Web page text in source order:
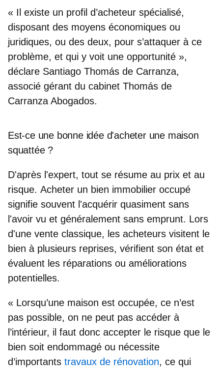
« Il existe un profil d’acheteur spécialisé,
disposant des moyens économiques ou
juridiques, ou des deux, pour s’attaquer à ce
problème, et qui y voit une opportunité »,
déclare Santiago Thomás de Carranza,
associé gérant du cabinet Thomás de
Carranza Abogados.
Est-ce une bonne idée d'acheter une maison
squattée ?
D'après l'expert, tout se résume au prix et au
risque. Acheter un bien immobilier occupé
signifie souvent l'acquérir quasiment sans
l'avoir vu et généralement sans emprunt. Lors
d'une vente classique, les acheteurs visitent le
bien à plusieurs reprises, vérifient son état et
évaluent les réparations ou améliorations
potentielles.
« Lorsqu’une maison est occupée, ce n’est
pas possible, on ne peut pas accéder à
l’intérieur, il faut donc accepter le risque que le
bien soit endommagé ou nécessite
d’importants travaux de rénovation, ce qui